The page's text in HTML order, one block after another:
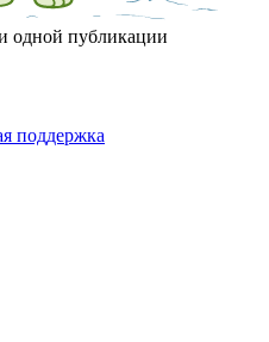
одной публикации
поддержка